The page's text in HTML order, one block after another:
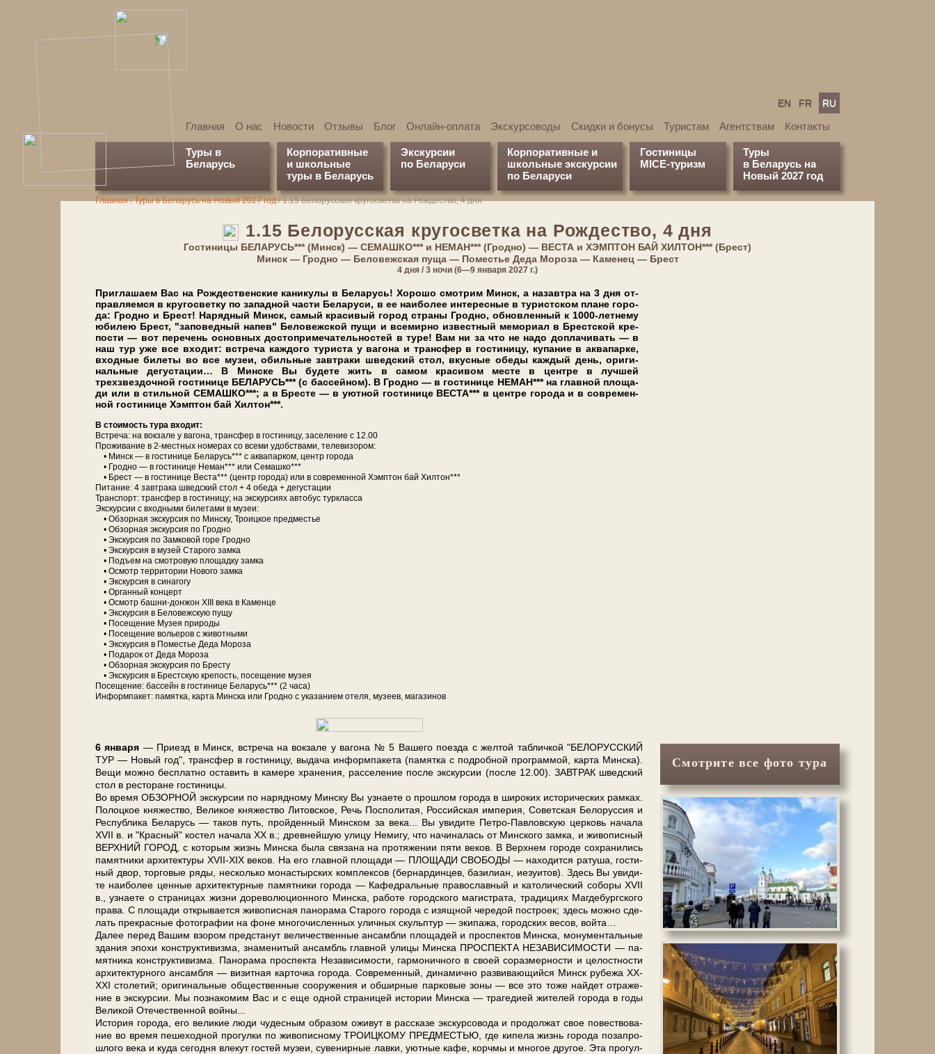
EN FR RU
Главная О нас Новости Отзывы Блог Онлайн-оплата Экскурсоводы Скидки и бонусы Туристам Агентствам Контакты
Туры в
Беларусь
Корпоративные
и школьные
туры в Беларусь
Экскурсии
по Беларуси
Корпоративные и
школьные экскурсии
по Беларуси
Гостиницы
MICE-туризм
Туры
в Беларусь на
Новый 2027 год
Главная/Туры в Беларусь на Новый 2027 год/1.15 Белорусская кругосветка на Рождество, 4 дня
1.15 Бе­ло­рус­ская кру­го­свет­ка на Рождество, 4 дня
Гостиницы БЕЛАРУСЬ*** (Минск) — СЕМАШКО*** и НЕМАН*** (Грод­но) — ВЕСТА и ХЭМПТОН БАЙ ХИЛТОН*** (Брест)
Минск — Грод­но — Бе­ло­веж­ская пу­ща — По­ме­стье Де­да Мо­ро­за — Ка­ме­нец — Брест
4 дня / 3 ночи (6—9 ян­ва­ря 2027 г.)
Приглашаем Вас на Рож­де­ствен­ские каникулы в Бе­ла­русь! Хорошо смотрим Минск, а назавтра на 3 дня от­
прав­ля­ем­ся в кругосветку по западной ча­сти Бе­ла­ру­си, в ее наи­бо­лее ин­те­рес­ные в ту­рист­ском пла­не го­ро­
да: Грод­но и Брест! Нарядный Минск, самый кра­си­вый го­род стра­ны Грод­но, обновленный к 1000-летнему
юбилею Брест, "заповедный на­пев" Бе­ло­веж­ской пу­щи и все­мир­но из­вест­ный ме­мо­ри­ал в Брест­ской кре­
по­сти — вот пе­ре­чень ос­нов­ных до­сто­при­ме­ча­тель­но­стей в ту­ре! Вам ни за что не на­до до­пла­чи­вать — в
наш тур уже все вхо­дит: встре­ча каж­до­го ту­ри­ста у ва­го­на и транс­фер в го­сти­ни­цу, купание в ак­ва­пар­ке,
входные би­ле­ты во все му­зеи, обильные завтраки швед­ский стол, вкус­ные обе­ды каж­дый день, ори­ги­
наль­ные де­густа­ции… В Мин­ске Вы бу­де­те жить в са­мом кра­си­вом ме­сте в цен­тре в луч­шей
трехзвездочной го­сти­ни­це БЕЛАРУСЬ*** (с бас­сей­ном). В Грод­но — в го­сти­ни­це НЕМАН*** на глав­ной пло­ща­
ди или в стиль­ной СЕМАШКО***; а в Бре­сте — в уютной го­сти­ни­це ВЕСТА*** в цен­тре го­ро­да и в со­вре­мен­
ной го­сти­ни­це Хэмптон бай Хилтон***.
В стоимость ту­ра вхо­дит:
Встреча: на вок­за­ле у ва­го­на, транс­фер в го­сти­ни­цу, за­се­ле­ние с 12.00
Про­жи­ва­ние в 2-местных но­ме­рах со все­ми удоб­ства­ми, те­ле­ви­зо­ром:
• Минск — в го­сти­ни­це Бе­ла­русь*** с ак­ва­пар­ком, центр го­ро­да
• Грод­но — в го­сти­ни­це Не­ман*** или Семашко***
• Брест — в го­сти­ни­це Веста*** (центр го­ро­да) или в со­вре­мен­ной Хэмптон бай Хилтон***
Питание: 4 зав­тра­ка швед­ский стол + 4 обе­да + де­густа­ции
Транс­порт: транс­фер в го­сти­ни­цу; на экс­кур­си­ях ав­то­бус турк­лас­са
Экскурсии с вход­ны­ми би­ле­та­ми в му­зеи:
• Об­зор­ная экскурсия по Мин­ску, Тро­иц­кое пред­ме­стье
• Об­зор­ная экскурсия по Грод­но
• Экс­кур­сия по Зам­ко­вой го­ре Грод­но
• Экс­кур­сия в му­зей Старого зам­ка
• Подъем на смот­ро­вую пло­щад­ку зам­ка
• Осмотр тер­ри­то­рии Но­во­го зам­ка
• Экс­кур­сия в си­на­го­гу
• Ор­ган­ный кон­церт
• Осмотр башни-донжон ХІІІ ве­ка в Каменце
• Экс­кур­сия в Бе­ло­веж­скую пу­щу
• По­се­ще­ние Музея при­ро­ды
• По­се­ще­ние во­лье­ров с жи­вот­ны­ми
• Экс­кур­сия в По­ме­стье Де­да Мо­ро­за
• Подарок от Де­да Мо­ро­за
• Об­зор­ная экскурсия по Бре­сту
• Экс­кур­сия в Брестскую кре­пость, посещение му­зея
По­се­ще­ние: бас­сейн в го­сти­ни­це Бе­ла­русь*** (2 ча­са)
Ин­форм­па­кет: па­мят­ка, кар­та Мин­ска или Грод­но с ука­за­ни­ем оте­ля, му­зеев, ма­га­зи­нов
6 ян­ва­ря — При­езд в Минск, встре­ча на вок­за­ле у ва­го­на № 5 Ва­ше­го по­ез­да с жел­той таб­лич­кой "БЕЛОРУССКИЙ
ТУР — Но­вый год", транс­фер в го­сти­ни­цу, выдача ин­форм­па­ке­та (па­мят­ка с по­дроб­ной про­грам­мой, кар­та Мин­ска).
Вещи мож­но бес­плат­но оста­вить в ка­ме­ре хра­не­ния, рас­се­ле­ние по­сле экс­кур­сии (по­сле 12.00). ЗАВ­ТРАК швед­ский
стол в ре­сто­ра­не го­сти­ни­цы.
Во вре­мя ОБЗОРНОЙ экс­кур­сии по нарядному Мин­ску Вы узна­е­те о про­шлом го­ро­да в ши­ро­ких ис­то­ри­че­ских рам­ках.
По­лоц­кое кня­же­ство, Ве­ли­кое кня­же­ство Ли­тов­ское, Речь Поспо­ли­тая, Рос­сий­ская им­пе­рия, Со­вет­ская Бе­ло­рус­сия и
Рес­пуб­ли­ка Бе­ла­русь — та­ков путь, прой­ден­ный Мин­ском за ве­ка... Вы уви­ди­те Петро-Павловскую цер­ковь на­ча­ла
ХVII в. и "Крас­ный" ко­стел на­ча­ла ХХ в.; древ­ней­шую ули­цу Не­ми­гу, что на­чи­на­лась от Мин­ско­го зам­ка, и жи­во­пис­ный
ВЕРХНИЙ ГОРОД, с ко­то­рым жизнь Мин­ска бы­ла свя­за­на на про­тя­же­нии пя­ти ве­ков. В Верх­нем го­ро­де со­хра­ни­лись
па­мят­ни­ки ар­хи­тек­ту­ры XVII-XIX ве­ков. На его глав­ной пло­ща­ди — ПЛОЩАДИ СВОБОДЫ — на­хо­дит­ся ра­ту­ша, го­сти­
ный двор, тор­го­вые ря­ды, не­сколь­ко мо­на­стыр­ских ком­плек­сов (бер­нар­дин­цев, ба­зи­ли­ан, иезуи­тов). Здесь Вы уви­ди­
те наи­бо­лее цен­ные ар­хи­тек­тур­ные па­мят­ни­ки го­ро­да — Ка­фед­раль­ные пра­во­слав­ный и ка­то­ли­че­ский со­бо­ры ХVII
в., узна­е­те о стра­ни­цах жиз­ни до­ре­во­лю­ци­он­но­го Мин­ска, ра­бо­те го­род­ско­го ма­ги­стра­та, тра­ди­ци­ях Маг­де­бург­ско­го
пра­ва. С пло­ща­ди от­кры­ва­ет­ся жи­во­пис­ная па­но­ра­ма Старого го­ро­да с изящ­ной че­ре­дой по­стро­ек; здесь мож­но сде­
лать пре­крас­ные фо­то­гра­фии на фо­не мно­го­чис­лен­ных улич­ных скульп­тур — эки­па­жа, го­род­ских ве­сов, вой­та…
Да­лее пе­ред Ва­шим взо­ром пред­ста­нут величественные ан­сам­бли пло­ща­дей и про­спек­тов Мин­ска, мо­ну­мен­таль­ные
зда­ния эпо­хи кон­ст­рук­ти­виз­ма, зна­ме­ни­тый ан­самбль глав­ной ули­цы Мин­ска ПРОСПЕКТА НЕЗАВИСИМОСТИ — па­
мят­ни­ка кон­ст­рук­ти­виз­ма. Панорама про­спек­та Не­за­ви­си­мо­сти, гар­мо­нич­но­го в сво­ей со­раз­мер­но­сти и це­лост­но­сти
ар­хи­тек­тур­но­го ан­сам­бля — ви­зит­ная кар­точ­ка го­ро­да. Современный, ди­на­мич­но раз­ви­ваю­щий­ся Минск ру­бе­жа ХХ-
ХХI сто­ле­тий; ори­ги­наль­ные об­ще­ствен­ные со­ору­же­ния и об­шир­ные пар­ко­вые зоны — все это то­же най­дет от­ра­же­
ние в экс­кур­сии. Мы познакомим Вас и с еще одной страницей ис­то­рии Мин­ска — трагедией жи­те­лей го­ро­да в го­ды
Ве­ли­кой Оте­че­ствен­ной вой­ны...
История го­ро­да, его ве­ли­кие лю­ди чу­дес­ным об­ра­зом ожи­вут в рас­ска­зе экс­кур­со­во­да и про­дол­жат свое по­вест­во­ва­
ние во вре­мя пе­ше­ход­ной про­гул­ки по жи­во­пис­но­му ТРО­ИЦКО­МУ ПРЕД­МЕСТЬЮ, где ки­пе­ла жизнь го­ро­да по­за­про­
шло­го ве­ка и ку­да се­год­ня вле­кут го­стей му­зеи, су­ве­нир­ные лав­ки, уют­ные ка­фе, корч­мы и мно­гое дру­гое. Эта про­гул­
Смотрите все фото тура